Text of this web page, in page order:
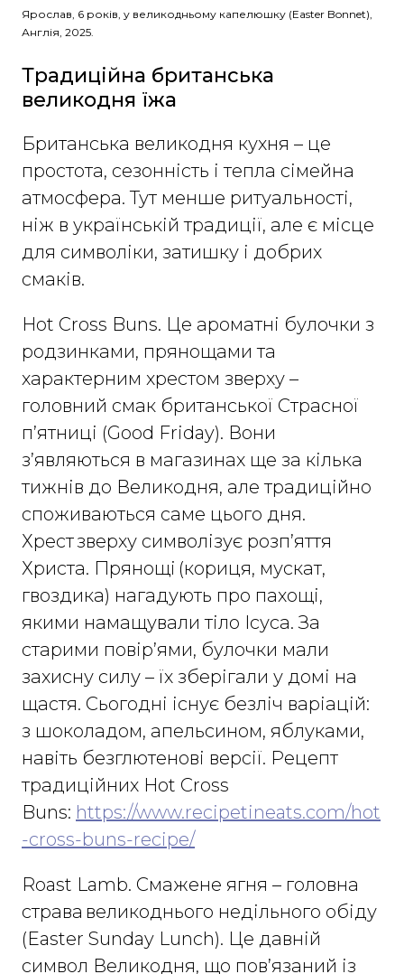
Ярослав, 6 років, у великодньому капелюшку (Easter Bonnet),
Англія, 2025.
Традиційна британська
великодня їжа
Британська великодня кухня – це
простота, сезонність і тепла сімейна
атмосфера. Тут менше ритуальності,
ніж в українській традиції, але є місце
для символіки, затишку і добрих
смаків.
Hot Cross Buns. Це ароматні булочки з
родзинками, прянощами та
характерним хрестом зверху –
головний смак британської Страсної
п’ятниці (Good Friday). Вони
з’являються в магазинах ще за кілька
тижнів до Великодня, але традиційно
споживаються саме цього дня.
Хрест зверху символізує розп’яття
Христа. Прянощі (кориця, мускат,
гвоздика) нагадують про пахощі,
якими намащували тіло Ісуса. За
старими повір’ями, булочки мали
захисну силу – їх зберігали у домі на
щастя. Сьогодні існує безліч варіацій:
з шоколадом, апельсином, яблуками,
навіть безглютенові версії. Рецепт
традиційних Hot Cross
Buns: https://www.recipetineats.com/hot
-cross-buns-recipe/
Roast Lamb. Смажене ягня – головна
страва великоднього недільного обіду
(Easter Sunday Lunch). Це давній
символ Великодня, що пов’язаний із